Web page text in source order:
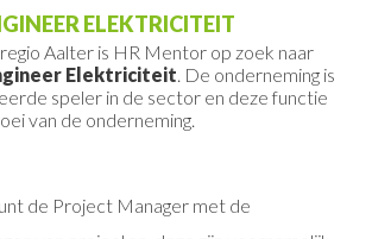
ELEKTRICITEIT
Aalter is HR Mentor op zoek naar
Elektriciteit. De onderneming is
speler in de sector en deze functie
van de onderneming.
de Project Manager met de